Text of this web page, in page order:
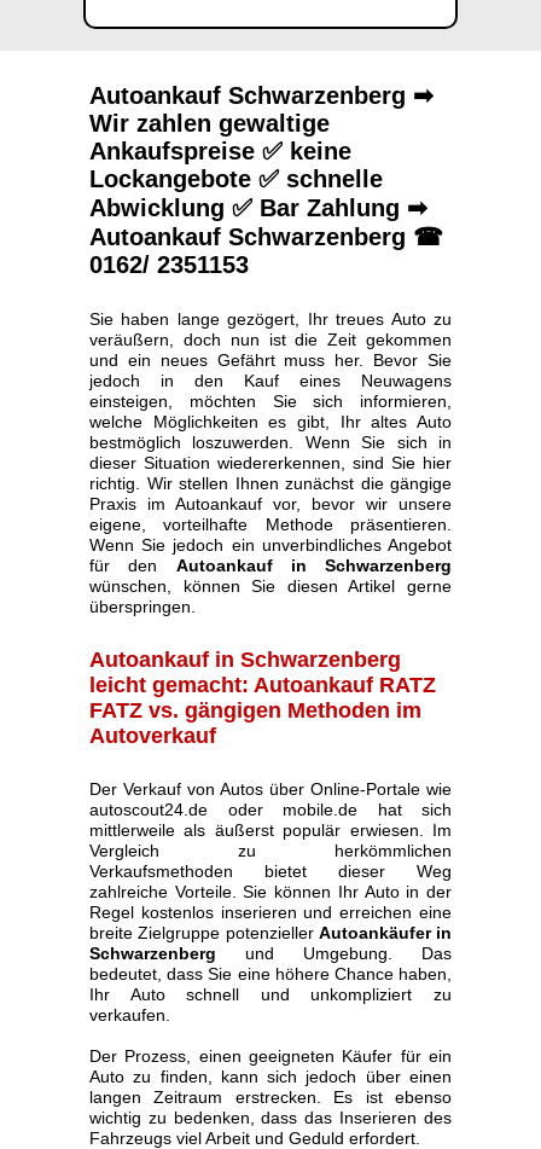
Autoankauf Schwarzenberg ➡
Wir zahlen gewaltige
Ankaufspreise ✅ keine
Lockangebote ✅ schnelle
Abwicklung ✅ Bar Zahlung ➡
Autoankauf Schwarzenberg ☎
0162/ 2351153
Sie haben lange gezögert, Ihr treues Auto zu
veräußern, doch nun ist die Zeit gekommen
und ein neues Gefährt muss her. Bevor Sie
jedoch in den Kauf eines Neuwagens
einsteigen, möchten Sie sich informieren,
welche Möglichkeiten es gibt, Ihr altes Auto
bestmöglich loszuwerden. Wenn Sie sich in
dieser Situation wiedererkennen, sind Sie hier
richtig. Wir stellen Ihnen zunächst die gängige
Praxis im Autoankauf vor, bevor wir unsere
eigene, vorteilhafte Methode präsentieren.
Wenn Sie jedoch ein unverbindliches Angebot
für den Autoankauf in Schwarzenberg
wünschen, können Sie diesen Artikel gerne
überspringen.
Autoankauf in Schwarzenberg
leicht gemacht: Autoankauf RATZ
FATZ vs. gängigen Methoden im
Autoverkauf
Der Verkauf von Autos über Online-Portale wie
autoscout24.de oder mobile.de hat sich
mittlerweile als äußerst populär erwiesen. Im
Vergleich zu herkömmlichen
Verkaufsmethoden bietet dieser Weg
zahlreiche Vorteile. Sie können Ihr Auto in der
Regel kostenlos inserieren und erreichen eine
breite Zielgruppe potenzieller Autoankäufer in
Schwarzenberg und Umgebung. Das
bedeutet, dass Sie eine höhere Chance haben,
Ihr Auto schnell und unkompliziert zu
verkaufen.
Der Prozess, einen geeigneten Käufer für ein
Auto zu finden, kann sich jedoch über einen
langen Zeitraum erstrecken. Es ist ebenso
wichtig zu bedenken, dass das Inserieren des
Fahrzeugs viel Arbeit und Geduld erfordert.